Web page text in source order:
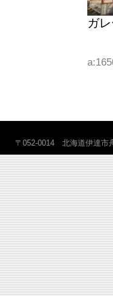
ガ
〒052-0014 北海道伊達市